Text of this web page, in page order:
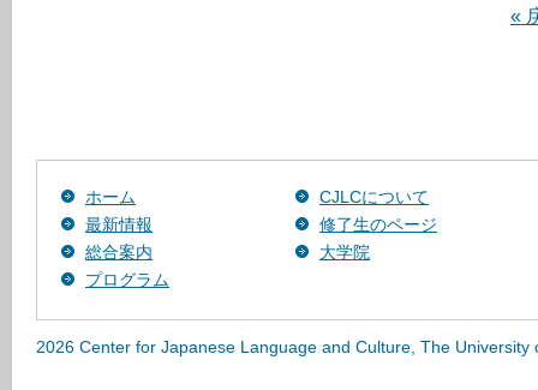
«
ホーム
CJLCについて
最新情報
修了生のページ
総合案内
大学院
プログラム
2026 Center for Japanese Language and Culture, The University